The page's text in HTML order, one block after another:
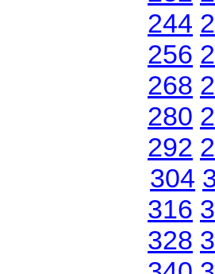
244
256
268
280
292
304
316
328